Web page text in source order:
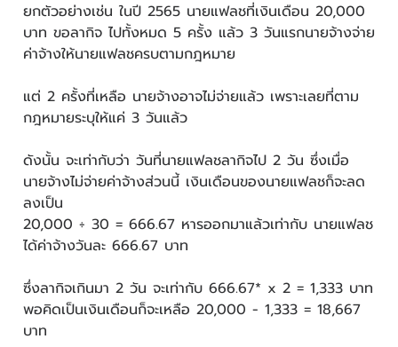
ยกตัวอย่างเช่น ในปี 2565 นายแฟลชที่เงินเดือน 20,000
บาท ขอลากิจ ไปทั้งหมด 5 ครั้ง แล้ว 3 วันแรกนายจ้างจ่าย
ค่าจ้างให้นายแฟลชครบตามกฎหมาย
แต่ 2 ครั้งที่เหลือ นายจ้างอาจไม่จ่ายแล้ว เพราะเลยที่ตาม
กฎหมายระบุให้แค่ 3 วันแล้ว
ดังนั้น จะเท่ากับว่า วันที่นายแฟลชลากิจไป 2 วัน ซึ่งเมื่อ
นายจ้างไม่จ่ายค่าจ้างส่วนนี้ เงินเดือนของนายแฟลชก็จะลด
ลงเป็น
20,000 ÷ 30 = 666.67 หารออกมาแล้วเท่ากับ นายแฟลช
ได้ค่าจ้างวันละ 666.67 บาท
ซึ่งลากิจเกินมา 2 วัน จะเท่ากับ 666.67* x 2 = 1,333 บาท
พอคิดเป็นเงินเดือนก็จะเหลือ 20,000 - 1,333 = 18,667
บาท